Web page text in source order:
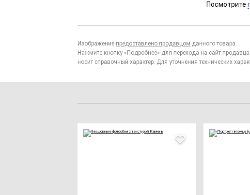
Посмотрите
Изображение предоставлено продавцом данного товара.
Нажмите кнопку «Подробнее» для перехода на сайт
носит справочный характер. Для уточнения технических